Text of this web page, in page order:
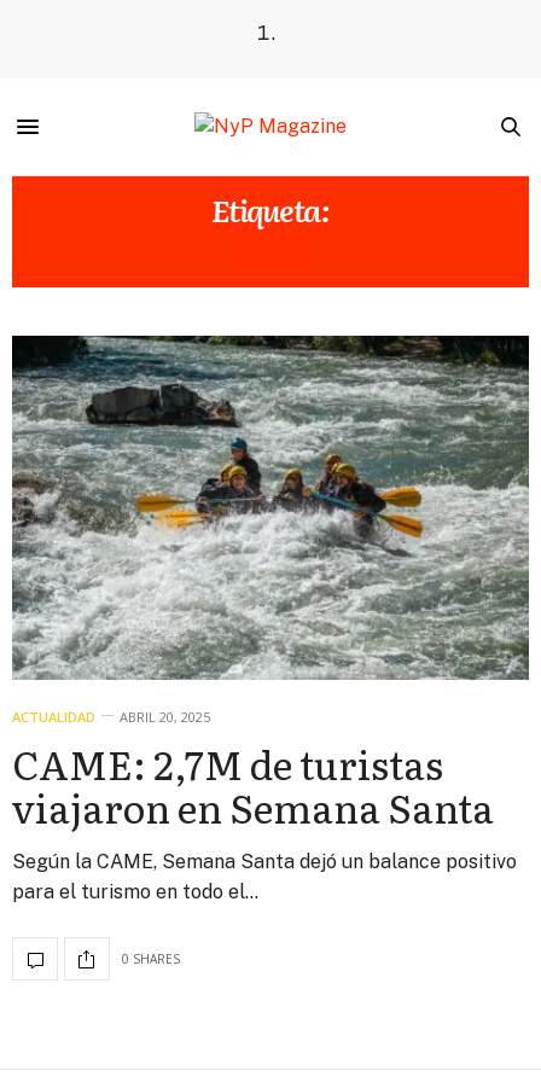
Etiqueta:
ACTUALIDAD ABRIL 20, 2025
CAME: 2,7M de turistas
viajaron en Semana Santa
Según la CAME, Semana Santa dejó un balance positivo
para el turismo en todo el…
0 SHARES